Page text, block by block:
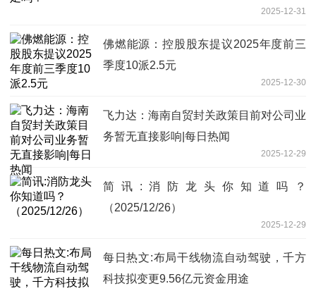
2025-12-31
佛燃能源：控股股东提议2025年度前三
季度10派2.5元
2025-12-30
飞力达：海南自贸封关政策目前对公司业
务暂无直接影响|每日热闻
2025-12-29
简讯:消防龙头你知道吗？
（2025/12/26）
2025-12-29
每日热文:布局干线物流自动驾驶，千方
科技拟变更9.56亿元资金用途